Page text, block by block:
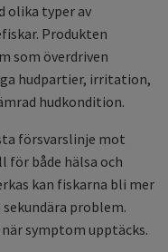
olika typer av
Produkten
som överdriven
hudpartier, irritation,
hudkondition.
försvarslinje mot
för både hälsa och
kan fiskarna bli mer
problem.
symptom upptäcks.